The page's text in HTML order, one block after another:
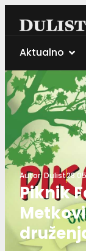
Aktualno
Autor:Dulist
Piknik